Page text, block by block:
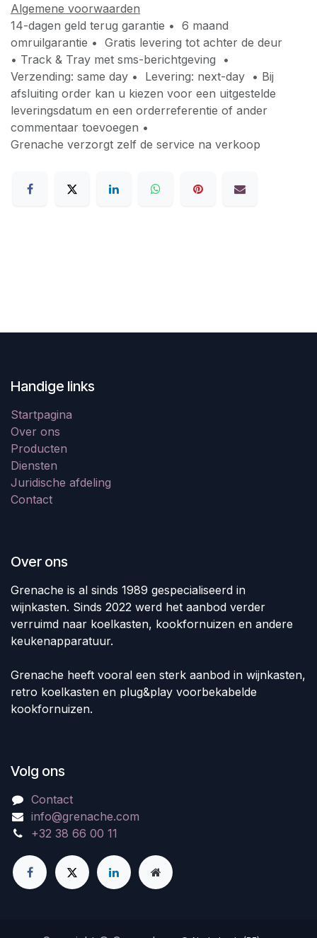
Algemene voorwaarden
14-dagen geld terug garantie • 6 maand
omruilgarantie • Gratis levering tot achter de deur
• Track & Tray met sms-berichtgeving •
Verzending: same day • Levering: next-day • Bij
afsluiting order kan u kiezen voor een uitgestelde
leveringsdatum en een orderreferentie of ander
commentaar toevoegen •
Grenache verzorgt zelf de service na verkoop
Handige links
Startpagina
Over ons
Producten
Diensten
Juridische afdeling
Contact
Over ons
Grenache is al sinds 1989 gespecialiseerd in
wijnkasten. Sinds 2022 werd het aanbod verder
verruimd naar koelkasten, kookfornuizen en andere
keukenapparatuur.
Grenache heeft vooral een sterk aanbod in wijnkasten,
retro koelkasten en plug&play voorbekabelde
kookfornuizen.
Volg ons
Contact
info@grenache.com
+32 38 66 00 11